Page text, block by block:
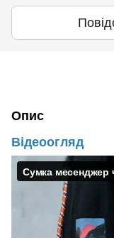
Опис
Відеоогляд